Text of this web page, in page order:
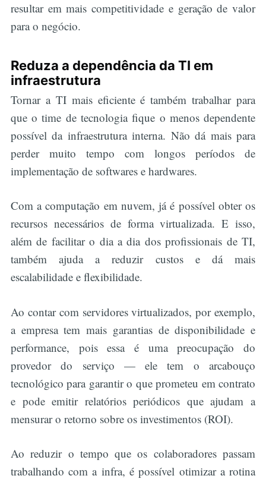
resultar em mais competitividade e geração de valor
para o negócio.
Reduza a dependência da TI em
infraestrutura
Tornar a TI mais eficiente é também trabalhar para
que o time de tecnologia fique o menos dependente
possível da infraestrutura interna. Não dá mais para
perder muito tempo com longos períodos de
implementação de softwares e hardwares.
Com a computação em nuvem, já é possível obter os
recursos necessários de forma virtualizada. E isso,
além de facilitar o dia a dia dos profissionais de TI,
também ajuda a reduzir custos e dá mais
escalabilidade e flexibilidade.
Ao contar com servidores virtualizados, por exemplo,
a empresa tem mais garantias de disponibilidade e
performance, pois essa é uma preocupação do
provedor do serviço — ele tem o arcabouço
tecnológico para garantir o que prometeu em contrato
e pode emitir relatórios periódicos que ajudam a
mensurar o retorno sobre os investimentos (ROI).
Ao reduzir o tempo que os colaboradores passam
trabalhando com a infra, é possível otimizar a rotina